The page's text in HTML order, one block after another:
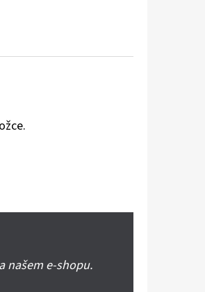
našem e-shopu.